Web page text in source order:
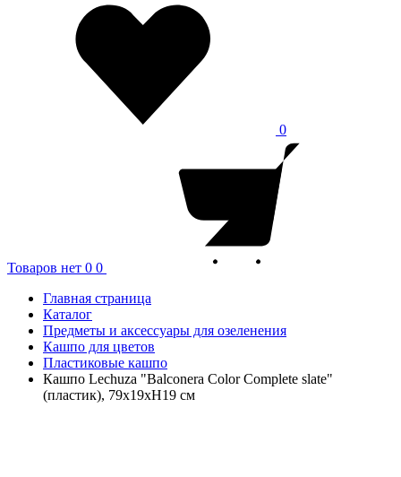
0
Товаров нет 0 0
Главная страница
Каталог
Предметы и аксессуары для озеленения
Кашпо для цветов
Пластиковые кашпо
Кашпо Lechuza "Balconera Color Complete slate"
(пластик), 79x19xH19 см